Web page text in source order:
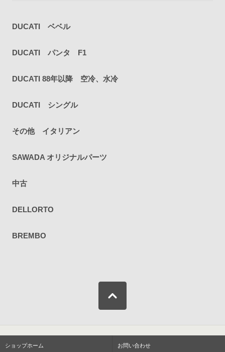
DUCATI ベベル
DUCATI パンタ F1
DUCATI 88年以降 空冷、水冷
DUCATI シングル
その他 イタリアン
SAWADA オリジナルパーツ
中古
DELLORTO
BREMBO
ショップホーム お問い合わせ